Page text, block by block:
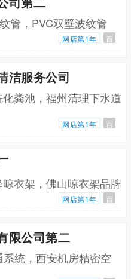
管，PVC双壁波纹管
网店第1年 百
洁服务公司
粪池，福州清理下水道
网店第1年 百
衣架，佛山晾衣架品牌
网店第1年 百
限公司第二
统，西安机房精密空